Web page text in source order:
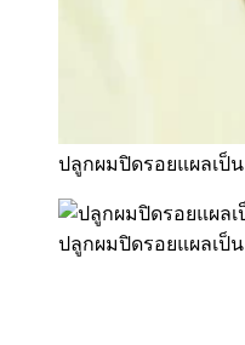
ปลูกผมปิดรอยแผลเป็น
ปลูกผมปิดรอยแผลเป็น